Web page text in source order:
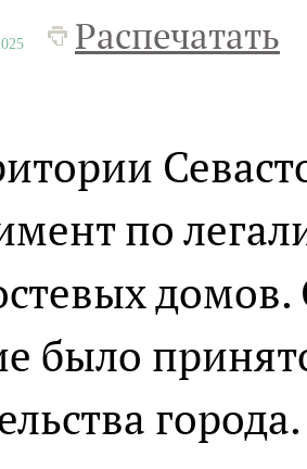
Распечатать
по
было
города.